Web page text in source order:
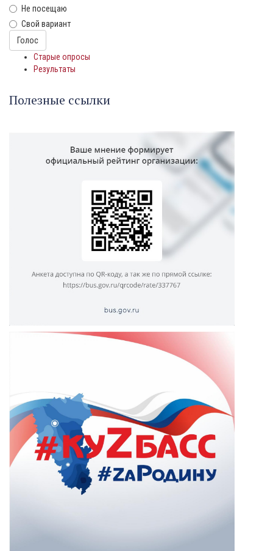
Не посещаю
Свой вариант
Варианты
Голос
Старые опросы
Результаты
Полезные ссылки